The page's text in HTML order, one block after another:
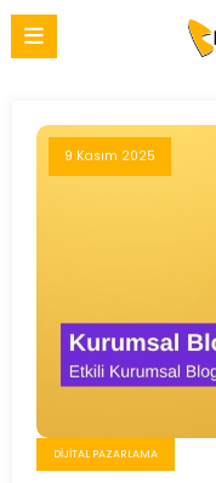
İçeriğe
9 Kasım 2025
DIJITAL PAZARLAMA